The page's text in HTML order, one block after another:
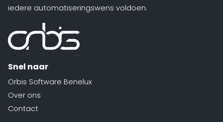
iedere automatiseringswens voldoen.
Snel naar
Orbis Software Benelux
Over ons
Contact